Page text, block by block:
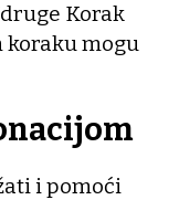
Korak
koraku mogu
i pomoći